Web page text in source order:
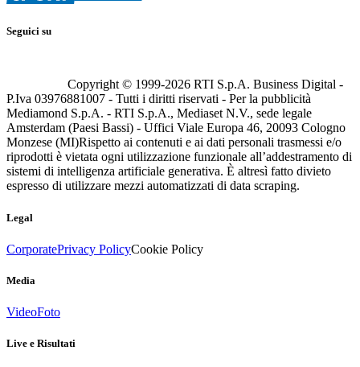
Seguici su
Copyright © 1999-2026 RTI S.p.A. Business Digital -
P.Iva 03976881007 - Tutti i diritti riservati - Per la pubblicità
Mediamond S.p.A. - RTI S.p.A., Mediaset N.V., sede legale
Amsterdam (Paesi Bassi) - Uffici Viale Europa 46, 20093 Cologno
Monzese (MI)Rispetto ai contenuti e ai dati personali trasmessi e/o
riprodotti è vietata ogni utilizzazione funzionale all’addestramento di
sistemi di intelligenza artificiale generativa. È altresì fatto divieto
espresso di utilizzare mezzi automatizzati di data scraping.
Legal
CorporatePrivacy PolicyCookie Policy
Media
VideoFoto
Live e Risultati